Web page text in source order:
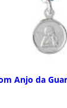
Anjo da